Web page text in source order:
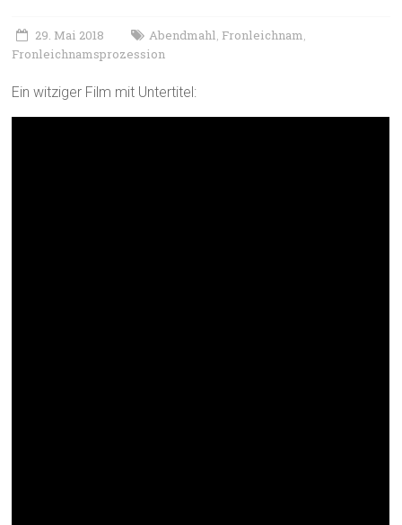
29. Mai 2018 Abendmahl, Fronleichnam,
Fronleichnamsprozession
Ein witziger Film mit Untertitel: